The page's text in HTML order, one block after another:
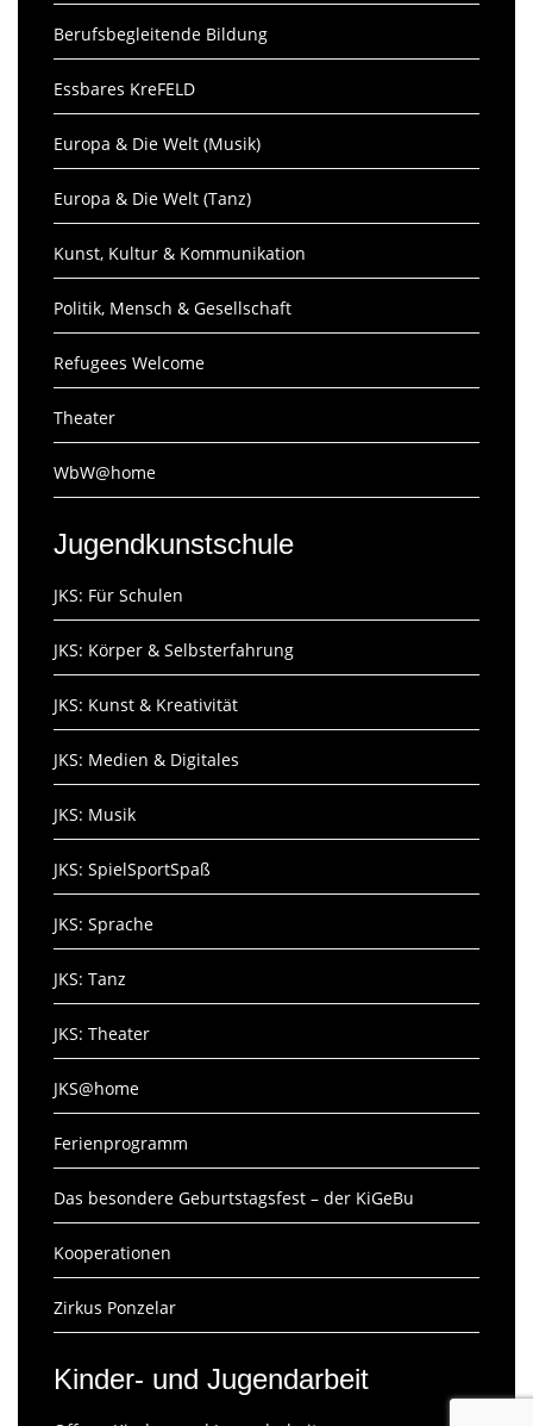
Berufsbegleitende Bildung
Essbares KreFELD
Europa & Die Welt (Musik)
Europa & Die Welt (Tanz)
Kunst, Kultur & Kommunikation
Politik, Mensch & Gesellschaft
Refugees Welcome
Theater
WbW@home
Jugendkunstschule
JKS: Für Schulen
JKS: Körper & Selbsterfahrung
JKS: Kunst & Kreativität
JKS: Medien & Digitales
JKS: Musik
JKS: SpielSportSpaß
JKS: Sprache
JKS: Tanz
JKS: Theater
JKS@home
Ferienprogramm
Das besondere Geburtstagsfest – der KiGeBu
Kooperationen
Zirkus Ponzelar
Kinder- und Jugendarbeit